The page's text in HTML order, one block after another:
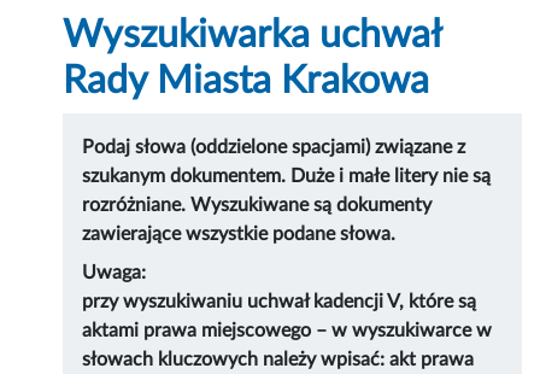
Wyszukiwarka uchwał
Rady Miasta Krakowa
Podaj słowa (oddzielone spacjami) związane z
szukanym dokumentem. Duże i małe litery nie są
rozróżniane. Wyszukiwane są dokumenty
zawierające wszystkie podane słowa.
Uwaga:
przy wyszukiwaniu uchwał kadencji V, które są
aktami prawa miejscowego – w wyszukiwarce w
słowach kluczowych należy wpisać: akt prawa